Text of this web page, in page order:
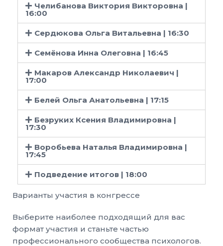
Челибанова Виктория Викторовна |
16:00
Сердюкова Ольга Витальевна | 16:30
Семёнова Инна Олеговна | 16:45
Макаров Александр Николаевич |
17:00
Белей Ольга Анатольевна | 17:15
Безруких Ксения Владимировна |
17:30
Воробьева Наталья Владимировна |
17:45
Подведение итогов | 18:00
Варианты участия в конгрессе
Выберите наиболее подходящий для вас
формат участия и станьте частью
профессионального сообщества психологов.